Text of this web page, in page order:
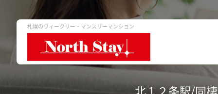
札幌のウィークリー・マンスリーマンション
北１２条駅/同